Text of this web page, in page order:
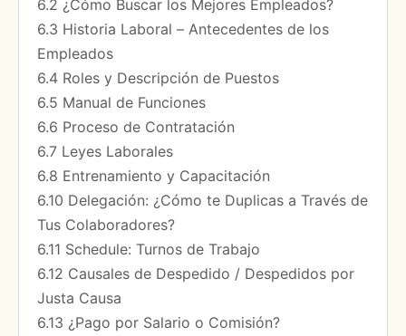
6.2 ¿Cómo Buscar los Mejores Empleados?
6.3 Historia Laboral – Antecedentes de los
Empleados
6.4 Roles y Descripción de Puestos
6.5 Manual de Funciones
6.6 Proceso de Contratación
6.7 Leyes Laborales
6.8 Entrenamiento y Capacitación
6.10 Delegación: ¿Cómo te Duplicas a Través de
Tus Colaboradores?
6.11 Schedule: Turnos de Trabajo
6.12 Causales de Despedido / Despedidos por
Justa Causa
6.13 ¿Pago por Salario o Comisión?